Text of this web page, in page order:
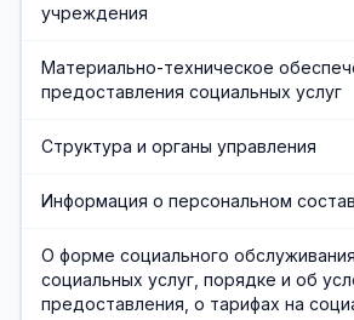
учреждения
Материально-техническое
предоставления социальных услуг
Структура и органы управления
Информация о персональном
О форме социального
социальных услуг, порядке и об
предоставления, о тарифах на